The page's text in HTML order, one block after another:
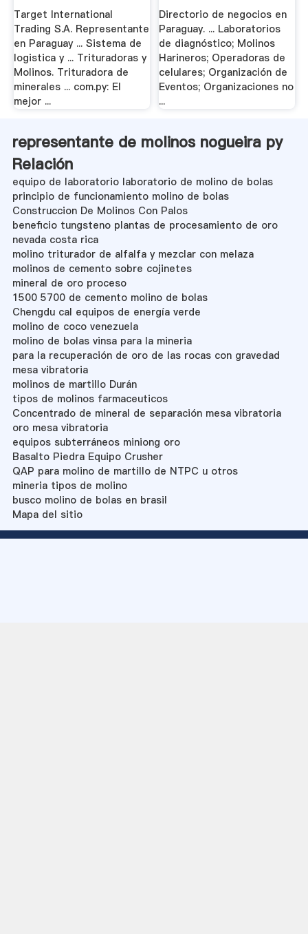
Target International
Trading S.A. Representante
en Paraguay ... Sistema de
logistica y ... Trituradoras y
Molinos. Trituradora de
minerales ... com.py: El
mejor ...
Directorio de negocios en
Paraguay. ... Laboratorios
de diagnóstico; Molinos
Harineros; Operadoras de
celulares; Organización de
Eventos; Organizaciones no
...
representante de molinos nogueira py
Relación
equipo de laboratorio laboratorio de molino de bolas
principio de funcionamiento molino de bolas
Construccion De Molinos Con Palos
beneficio tungsteno plantas de procesamiento de oro
nevada costa rica
molino triturador de alfalfa y mezclar con melaza
molinos de cemento sobre cojinetes
mineral de oro proceso
1500 5700 de cemento molino de bolas
Chengdu cal equipos de energía verde
molino de coco venezuela
molino de bolas vinsa para la mineria
para la recuperación de oro de las rocas con gravedad
mesa vibratoria
molinos de martillo Durán
tipos de molinos farmaceuticos
Concentrado de mineral de separación mesa vibratoria
oro mesa vibratoria
equipos subterráneos miniong oro
Basalto Piedra Equipo Crusher
QAP para molino de martillo de NTPC u otros
mineria tipos de molino
busco molino de bolas en brasil
Mapa del sitio